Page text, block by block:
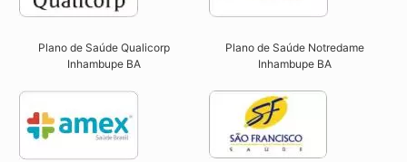
Plano de Saúde Qualicorp
Inhambupe BA​
Plano de Saúde Notredame
Inhambupe BA​